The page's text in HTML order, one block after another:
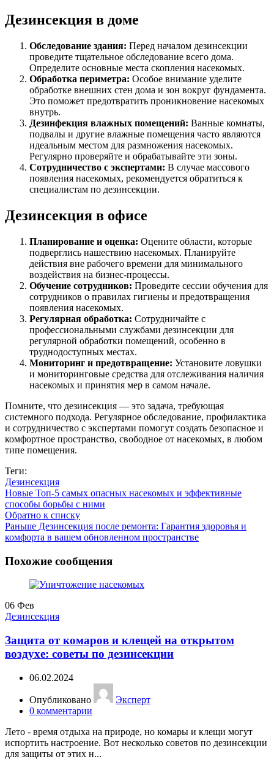
Дезинсекция в доме
Обследование здания: Перед началом дезинсекции
проведите тщательное обследование всего дома.
Определите основные места скопления насекомых.
Обработка периметра: Особое внимание уделите
обработке внешних стен дома и зон вокруг фундамента.
Это поможет предотвратить проникновение насекомых
внутрь.
Дезинфекция влажных помещений: Ванные комнаты,
подвалы и другие влажные помещения часто являются
идеальным местом для размножения насекомых.
Регулярно проверяйте и обрабатывайте эти зоны.
Сотрудничество с экспертами: В случае массового
появления насекомых, рекомендуется обратиться к
специалистам по дезинсекции.
Дезинсекция в офисе
Планирование и оценка: Оцените области, которые
подверглись нашествию насекомых. Планируйте
действия вне рабочего времени для минимального
воздействия на бизнес-процессы.
Обучение сотрудников: Проведите сессии обучения для
сотрудников о правилах гигиены и предотвращения
появления насекомых.
Регулярная обработка: Сотрудничайте с
профессиональными службами дезинсекции для
регулярной обработки помещений, особенно в
труднодоступных местах.
Мониторинг и предотвращение: Установите ловушки
и мониторинговые средства для отслеживания наличия
насекомых и принятия мер в самом начале.
Помните, что дезинсекция — это задача, требующая
системного подхода. Регулярное обследование, профилактика
и сотрудничество с экспертами помогут создать безопасное и
комфортное пространство, свободное от насекомых, в любом
типе помещения.
Теги:
Дезинсекция
Новые Топ-5 самых опасных насекомых и эффективные
способы борьбы с ними
Обратно к списку
Раньше Дезинсекция после ремонта: Гарантия здоровья и
комфорта в вашем обновленном пространстве
Похожие сообщения
06 Фев
Дезинсекция
Защита от комаров и клещей на открытом
воздухе: советы по дезинсекции
06.02.2024
Опубликовано
Эксперт
0 комментарии
Лето - время отдыха на природе, но комары и клещи могут
испортить настроение. Вот несколько советов по дезинсекции
для защиты от этих н...